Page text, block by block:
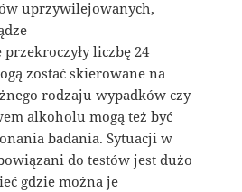
uprzywilejowanych,
liczbę 24
zostać skierowane na
rodzaju wypadków czy
alkoholu mogą też być
badania. Sytuacji w
do testów jest dużo
gdzie można je